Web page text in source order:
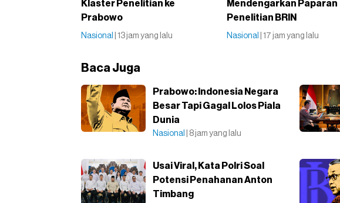
Klaster Penelitian ke
Prabowo
Nasional | 13 jam yang lalu
Mendengarkan Paparan
Penelitian BRIN
Nasional | 17 jam yang lalu
Baca Juga
Prabowo: Indonesia Negara
Besar Tapi Gagal Lolos Piala
Dunia
Nasional | 8 jam yang lalu
Usai Viral, Kata Polri Soal
Potensi Penahanan Anton
Timbang